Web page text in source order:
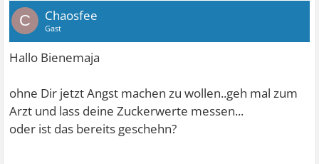
C Chaosfee
Gast
Hallo Bienemaja
ohne Dir jetzt Angst machen zu wollen..geh mal zum
Arzt und lass deine Zuckerwerte messen...
oder ist das bereits geschehn?